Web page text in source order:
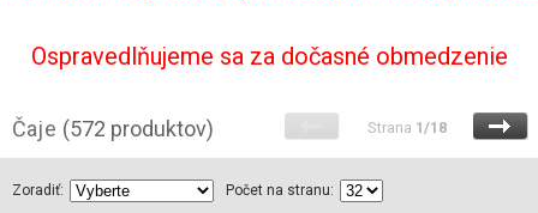
Ospravedlňujeme sa za dočasné obmedzenie
Čaje (572 produktov) Strana 1/18
Zoradiť: Počet na stranu: